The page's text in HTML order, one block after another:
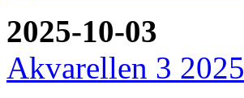
2025-10-03
Akvarellen 3 2025